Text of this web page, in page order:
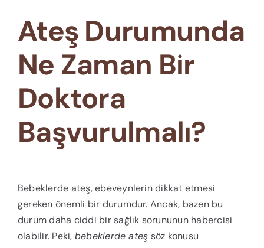
Ateş Durumunda
Ne Zaman Bir
Doktora
Başvurulmalı?
Bebeklerde ateş, ebeveynlerin dikkat etmesi
gereken önemli bir durumdur. Ancak, bazen bu
durum daha ciddi bir sağlık sorununun habercisi
olabilir. Peki, bebeklerde ateş söz konusu